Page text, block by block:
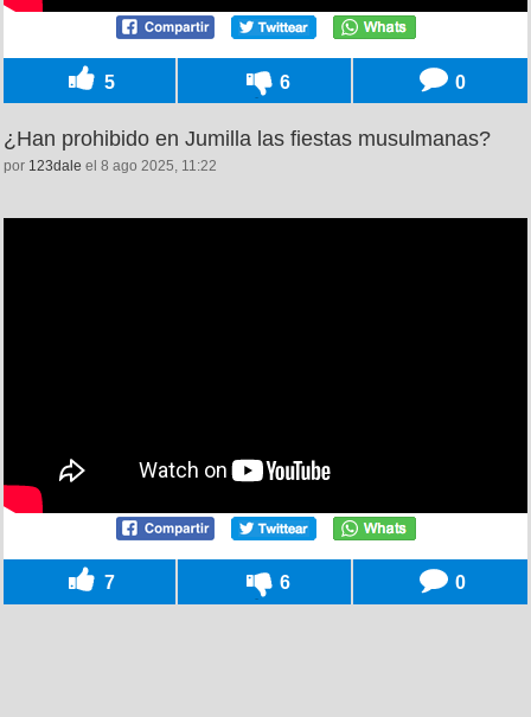
5 6 0
¿Han prohibido en Jumilla las fiestas musulmanas?
por 123dale el 8 ago 2025, 11:22
7 6 0